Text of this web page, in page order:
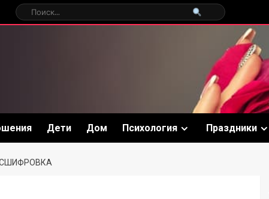
Дети Дом Психология Праздники